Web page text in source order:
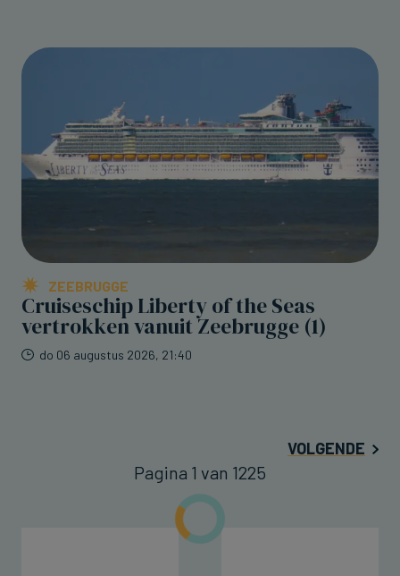
ZEEBRUGGE
Cruiseschip Liberty of the Seas
vertrokken vanuit Zeebrugge (1)
do 06 augustus 2026, 21:40
VOLGENDE
Pagina 1 van 1225